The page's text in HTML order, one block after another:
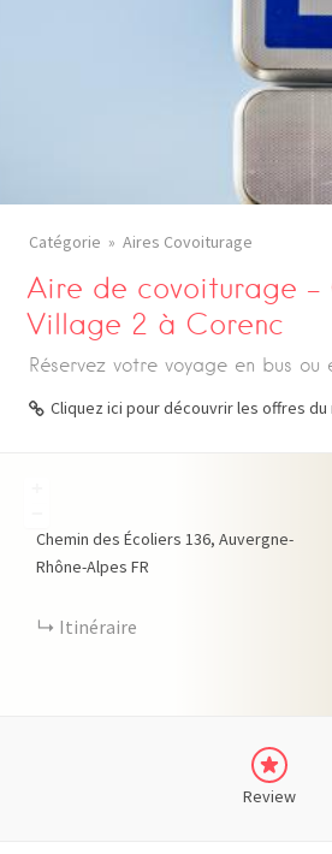
Catégorie Aires Covoiturage
Aire de covoiturage –
Village 2 à Corenc
Réservez votre voyage en bus ou
Cliquez ici pour découvrir les offres du
Chemin des Écoliers 136 Auvergne-
Rhône-Alpes FR
Itinéraire
Review